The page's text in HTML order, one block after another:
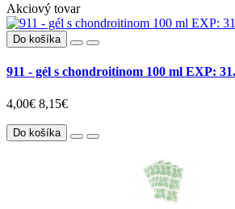
Akciový tovar
Do košíka
911 - gél s chondroitinom 100 ml EXP:
4,00€ 8,15€
Do košíka